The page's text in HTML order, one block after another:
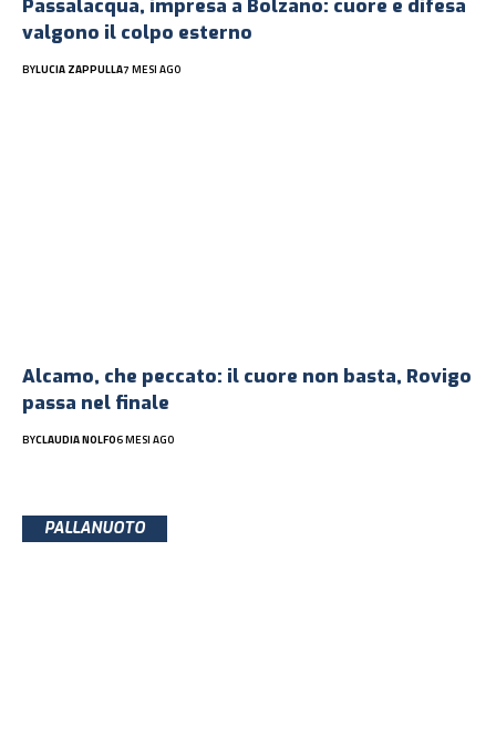
Passalacqua, impresa a Bolzano: cuore e difesa
valgono il colpo esterno
BYLUCIA ZAPPULLA7 MESI AGO
Alcamo, che peccato: il cuore non basta, Rovigo
passa nel finale
BYCLAUDIA NOLFO6 MESI AGO
PALLANUOTO